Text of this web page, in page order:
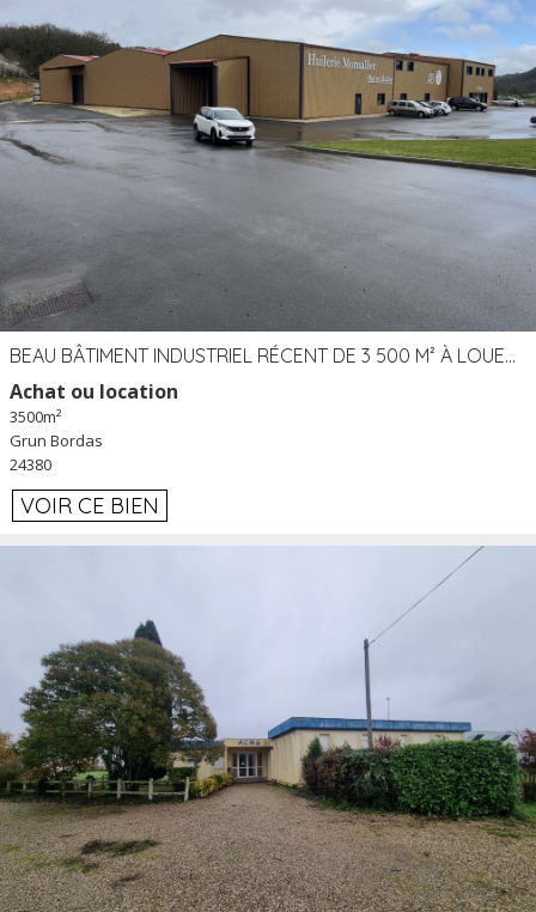
BEAU BÂTIMENT INDUSTRIEL RÉCENT DE 3 500 M² À LOUER OU VENDRE PROCHE PÉRIGUEUX (24)
Achat ou location
3500m²
Grun Bordas
24380
VOIR CE BIEN